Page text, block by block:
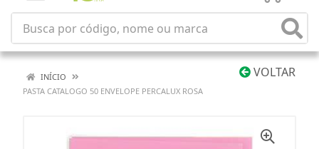
VOLTAR
INÍCIO
PASTA CATALOGO 50 ENVELOPE PERCALUX ROSA